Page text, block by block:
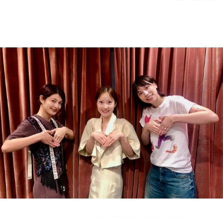
イベント・グッズ
YouTube
会社情報